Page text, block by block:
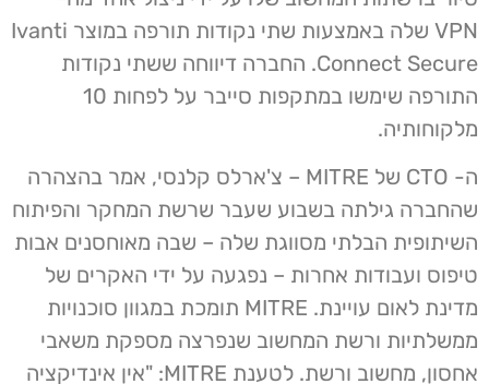
VPN שלה באמצעות שתי נקודות תורפה במוצר Ivanti
Connect Secure. החברה דיווחה ששתי נקודות
התורפה שימשו במתקפות סייבר על לפחות 10
מלקוחותיה.
ה- CTO של MITRE – צ'ארלס קלנסי, אמר בהצהרה
שהחברה גילתה בשבוע שעבר שרשת המחקר והפיתוח
השיתופית הבלתי מסווגת שלה – שבה מאוחסנים אבות
טיפוס ועבודות אחרות – נפגעה על ידי האקרים של
מדינת לאום עויינת. MITRE תומכת במגוון סוכנויות
ממשלתיות ורשת המחשוב שנפרצה מספקת משאבי
אחסון, מחשוב ורשת. לטענת MITRE: "אין אינדיקציה